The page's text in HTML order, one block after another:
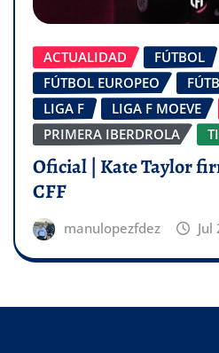
ACTUALIDAD
FÚTBOL
FÚTBOL EUROPEO
LIGA F
LIGA F MOEVE
PRIMERA IBERDROLA
Oficial | Kate Taylor
CFF
manulopezfdez Jul